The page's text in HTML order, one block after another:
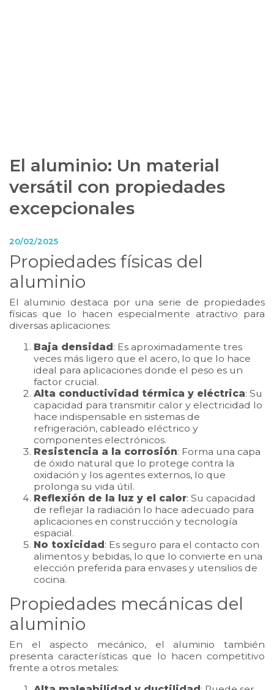
El aluminio: Un material
versátil con propiedades
excepcionales
20/02/2025
Propiedades físicas del
aluminio
El aluminio destaca por una serie de propiedades
físicas que lo hacen especialmente atractivo para
diversas aplicaciones:
Baja densidad: Es aproximadamente tres
veces más ligero que el acero, lo que lo hace
ideal para aplicaciones donde el peso es un
factor crucial.
Alta conductividad térmica y eléctrica: Su
capacidad para transmitir calor y electricidad lo
hace indispensable en sistemas de
refrigeración, cableado eléctrico y
componentes electrónicos.
Resistencia a la corrosión: Forma una capa
de óxido natural que lo protege contra la
oxidación y los agentes externos, lo que
prolonga su vida útil.
Reflexión de la luz y el calor: Su capacidad
de reflejar la radiación lo hace adecuado para
aplicaciones en construcción y tecnología
espacial.
No toxicidad: Es seguro para el contacto con
alimentos y bebidas, lo que lo convierte en una
elección preferida para envases y utensilios de
cocina.
Propiedades mecánicas del
aluminio
En el aspecto mecánico, el aluminio también
presenta características que lo hacen competitivo
frente a otros metales: